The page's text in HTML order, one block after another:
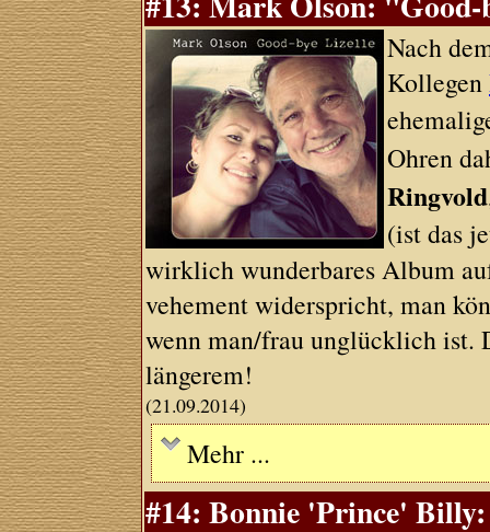
Nach
Kollegen
Ohren
Ringvold
(ist das
wirklich wunderbares Album
vehement widerspricht, man
wenn man/frau unglücklich ist.
längerem!
(21.09.2014)
Mehr ...
#14: Bonnie 'Prince'